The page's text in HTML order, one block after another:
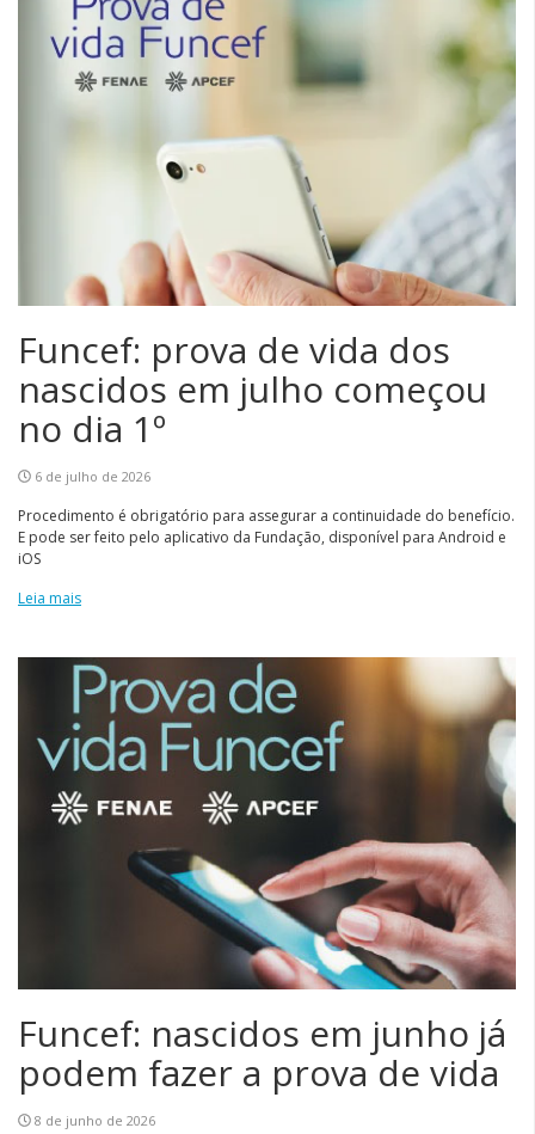
Funcef: prova de vida dos
nascidos em julho começou
no dia 1º
6 de julho de 2026
Procedimento é obrigatório para assegurar a continuidade do benefício.
E pode ser feito pelo aplicativo da Fundação, disponível para Android e
iOS
Leia mais
Funcef: nascidos em junho já
podem fazer a prova de vida
8 de junho de 2026